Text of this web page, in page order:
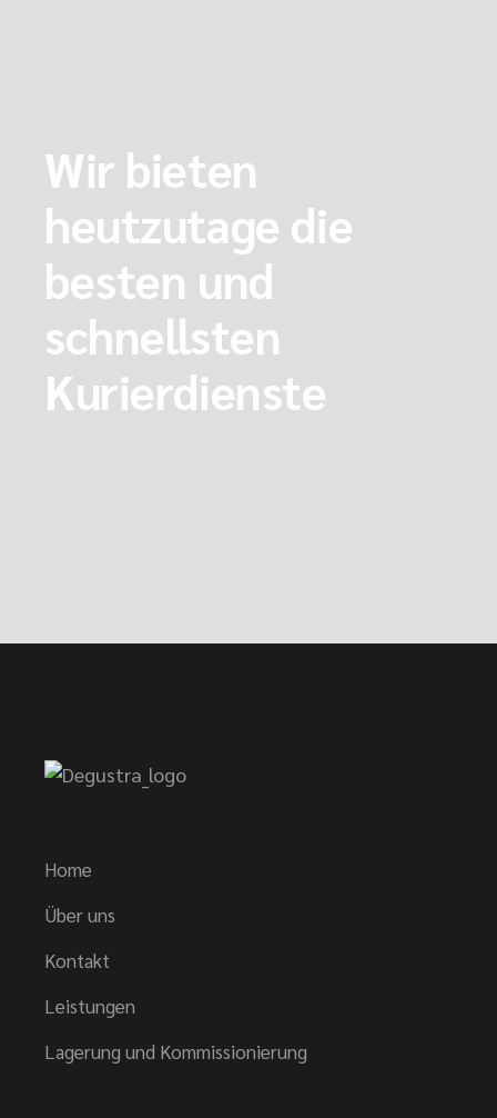
Wir bieten
heutzutage die
besten und
schnellsten
Kurierdienste
Home
Über uns
Kontakt
Leistungen
Lagerung und Kommissionierung